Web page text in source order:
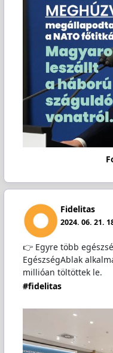
Fidelitas
2024. 06. 21.
👉 Egyre több
EgészségAblak
millióan töltöttek le.
#fidelitas